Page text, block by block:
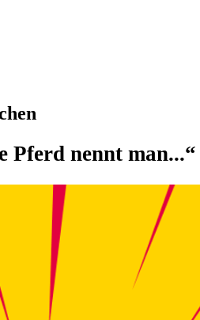
Pferd nennt man...“